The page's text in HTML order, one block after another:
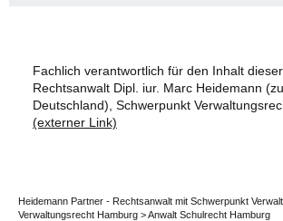
Fachlich verantwortlich für den Inhalt
Rechtsanwalt Dipl. iur. Marc Heidemann
Deutschland), Schwerpunkt
(externer Link)
Heidemann Partner - Rechtsanwalt mit Schwerpunkt
Verwaltungsrecht Hamburg >Anwalt Schulrecht Hamburg